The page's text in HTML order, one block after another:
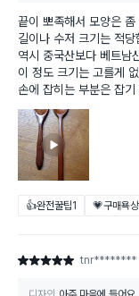
끝이 뽀족해서 모양은
길이나 수저 크기는 적당
역시 중국산보다 베트남
이 정도 크기는 고를게
손에 잡히는 부분은 잡기
👍완전꿀팁1 💗구매욕
별점 5점 tnr********